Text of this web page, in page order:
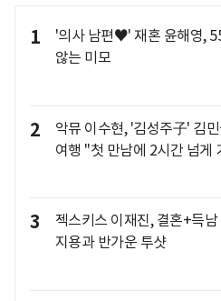
1
'의사 남편♥' 재혼 윤해영,
않는 미모
2
악뮤 이수현, '김성주子' 김
여행 "첫 만남에 2시간 넘게
3
젝스키스 이재진, 결혼+득남
지용과 반가운 투샷